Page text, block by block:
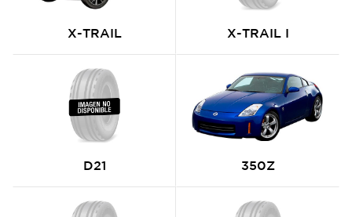
X-TRAIL X-TRAIL I
D21 350Z